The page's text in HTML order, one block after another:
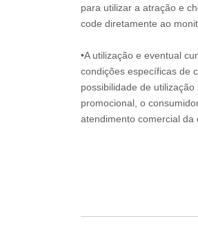
para utilizar a atração e
code diretamente ao
•A utilização e eventual
condições específicas de
possibilidade de
promocional, o
atendimento comercial da